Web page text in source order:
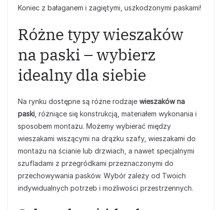
Koniec z bałaganem i zagiętymi, uszkodzonymi paskami!
Różne typy wieszaków
na paski – wybierz
idealny dla siebie
Na rynku dostępne są różne rodzaje wieszaków na
paski , różniące się konstrukcją, materiałem wykonania i
sposobem montażu. Możemy wybierać między
wieszakami wiszącymi na drążku szafy, wieszakami do
montażu na ścianie lub drzwiach, a nawet specjalnymi
szufladami z przegródkami przeznaczonymi do
przechowywania pasków. Wybór zależy od Twoich
indywidualnych potrzeb i możliwości przestrzennych.